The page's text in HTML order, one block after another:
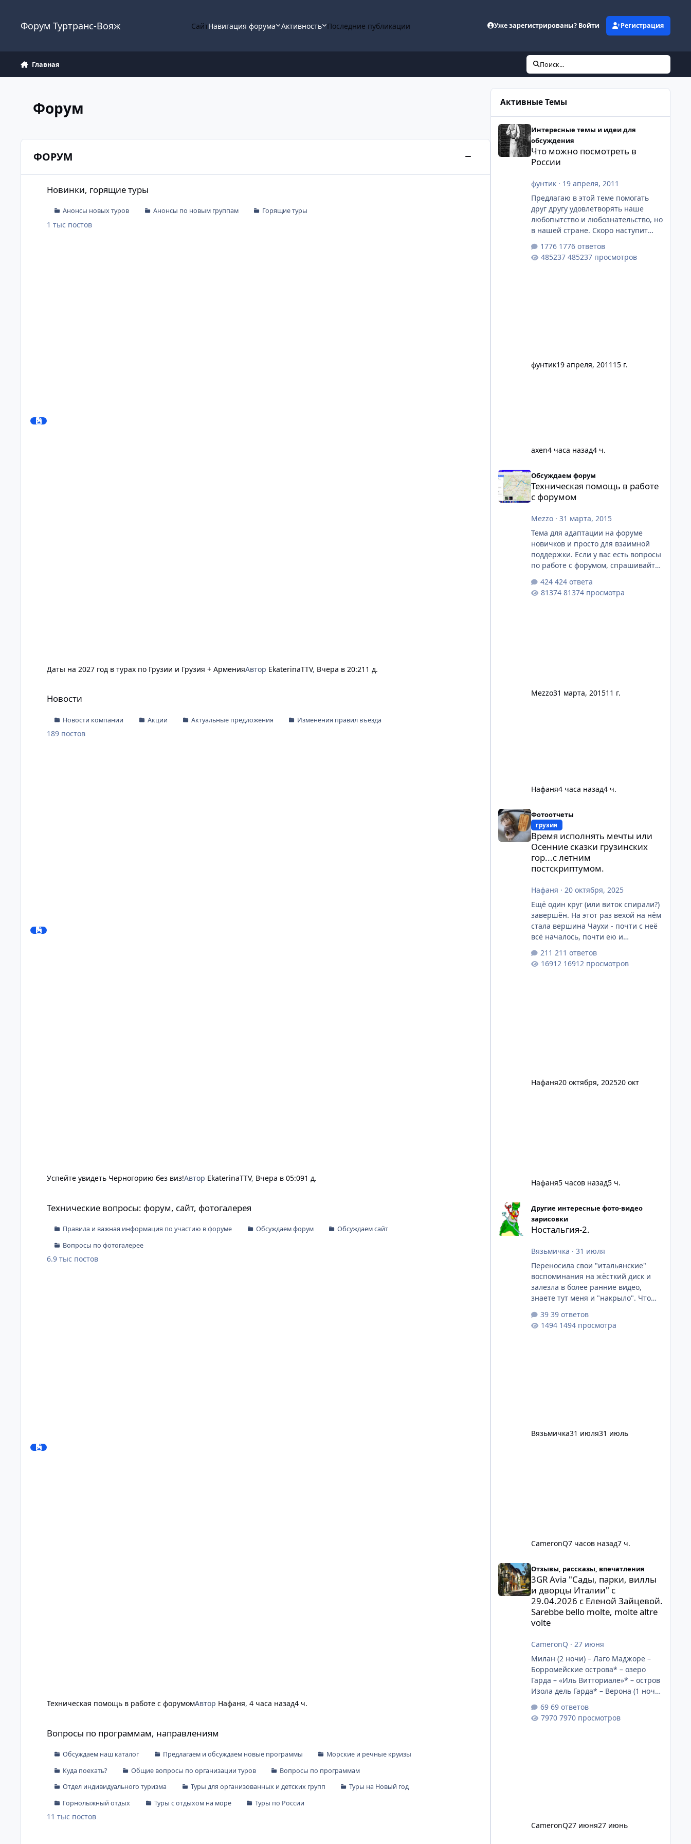
Форум Туртранс-Вояж СайтНавигация форума Активность Последние публикации Уже зарегистрированы? Войти Регистрация
Главная Поиск...
Форум
ФОРУМ
Свернуть категорию
Новинки, горящие туры
Анонсы новых туров Анонсы по новым группам Горящие туры
1 тыс постов
Даты на 2027 год в турах по Грузии и Грузия + АрменияАвтор EkaterinaTTV, Вчера в 20:21 1 д.
Новости
Новости компании Акции Актуальные предложения Изменения правил въезда
189 постов
Успейте увидеть Черногорию без виз!Автор EkaterinaTTV, Вчера в 05:091 д.
Технические вопросы: форум, сайт, фотогалерея
Правила и важная информация по участию в форуме Обсуждаем форум
Обсуждаем сайт
Вопросы по фотогалерее
6.9 тыс постов
Техническая помощь в работе с форумомАвтор Нафаня,4 часа назад4 ч.
Вопросы по программам, направлениям
Обсуждаем наш каталог Предлагаем и обсуждаем новые программы
Морские и речные круизы
Куда поехать?
Общие вопросы по организации туров
Вопросы по программам
Отдел индивидуального туризма
Туры для организованных и детских групп
Туры на Новый год
Горнолыжный отдых
Туры с отдыхом на море Туры по России
11 тыс постов
Активные Темы
Интересные темы и идеи для
обсуждения
Что можно посмотреть в
России
фунтик· 19 апреля, 2011
Предлагаю в этой теме помогать
друг другу удовлетворять наше
любопытство и любознательство, но
в нашей стране. Скоро наступит
1776 ответов
485237 просмотров
фунтик19 апреля, 2011 15 г.
axen4 часа назад4 ч.
Техническая помощь в работе с форумом
Обсуждаем форум
Техническая помощь в работе
с форумом
Mezzo· 31 марта, 2015
Тема для адаптации на форуме
новичков и просто для взаимной
поддержки. Если у вас есть вопросы
по работе с форумом, спрашивайте
постараются ответить. Вопросы
должны касаться не проблем
424 ответа
81374 просмотра
Mezzo31 марта, 201511 г.
Нафаня4 часа назад4 ч.
Фотоотчеты
грузия
Время исполнять мечты или
Осенние сказки грузинских
гор...с летним
постскриптумом.
Нафаня · 20 октября, 2025
Ещё один круг (или виток спирали?)
завершён. На этот раз вехой на нём
стала вершина Чаухи - почти с неё
всё началось, почти ею и
грузинского отпуска остались
позади, и были они восхитительны,
211 ответов
16912 просмотров
Нафаня20 октября, 202520 окт
Нафаня5 часов назад5 ч.
Ностальгия-2.
Другие интересные фото-видео
зарисовки
Ностальгия-2.
Вязьмичка · 31 июля
Переносила свои "итальянские"
воспоминания на жёсткий диск и
залезла в более ранние видео,
знаете тут меня и "накрыло". Что
и как не хотелось уезжать.Накрыло
ностальгией,по тому Парижу,
похожую тему, вдру
39 ответов
1494 просмотра
Вязьмичка31 июля31 июль
CameronQ7 часов назад7 ч.
3GR Avia "Сады, парки, виллы и дворцы Италии" с
Отзывы, рассказы, впечатления
3GR Avia "Сады, парки, виллы
и дворцы Италии" с
29.04.2026 с Еленой Зайцевой.
Sarebbe bello molte, molte altre
volte
CameronQ · 27 июня
Милан (2 ночи) – Лаго Маджоре –
Борромейские острова* – озеро
Гарда – «Иль Витториале»* – остров
Изола дель Гарда* – Верона (1 ночь)
Минчо – парк Сигурта* –
Флоренция (3 ночи) – Сады Боболи*
Тиволи* – Сермонета – сад Нинфа* –
69 ответов
7970 просмотров
CameronQ27 июня27 июнь